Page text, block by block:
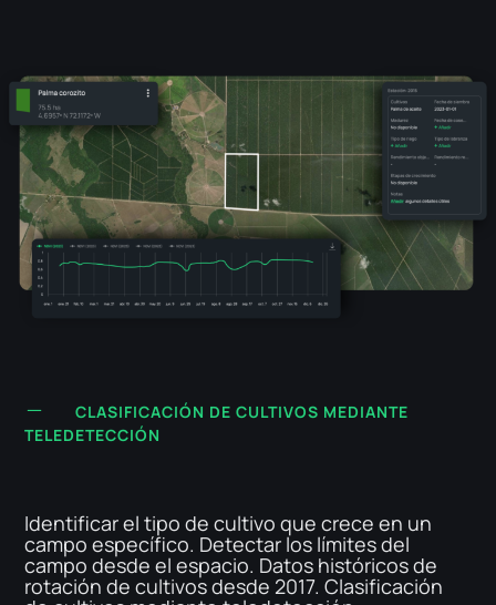
CLASIFICACIÓN DE CULTIVOS MEDIANTE
TELEDETECCIÓN
Identificar el tipo de cultivo que crece en un
campo específico. Detectar los límites del
campo desde el espacio. Datos históricos de
rotación de cultivos desde 2017. Clasificación